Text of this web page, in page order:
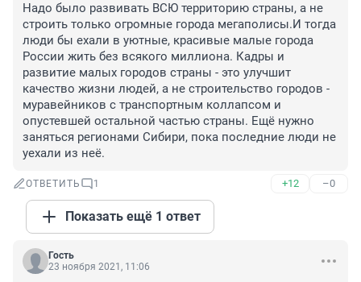
Надо было развивать ВСЮ территорию страны, а не
строить только огромные города мегаполисы.И тогда
люди бы ехали в уютные, красивые малые города
России жить без всякого миллиона. Кадры и
развитие малых городов страны - это улучшит
качество жизни людей, а не строительство городов -
муравейников с транспортным коллапсом и
опустевшей остальной частью страны. Ещё нужно
заняться регионами Сибири, пока последние люди не
уехали из неё.
ОТВЕТИТЬ 1 +12 –0
Показать ещё 1 ответ
Гость
23 ноября 2021, 11:06